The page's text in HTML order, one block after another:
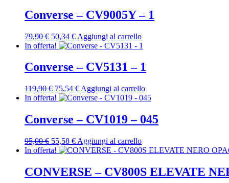
55,00 €.38,50 €.
Converse – CV9005Y – 1
79,90€ Il
prezzo
era:
79,90 €.
50,34 €Il
prezzo
50,34 €.
Aggiungi al carrello
In offerta!
Converse – CV5131 – 1
119,90€ Il
prezzo
119,90 €.
75,54 €Il
prezzo
75,54 €.
Aggiungi al carrello
In offerta!
Converse – CV1019 – 045
95,00€ Il
prezzo
era:
95,00 €.
55,58 €Il
prezzo
è:
55,58 €.
Aggiungi al carrello
In offerta!
CONVERSE – CV800S ELEVATE